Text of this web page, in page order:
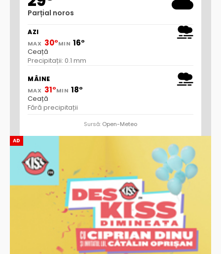
AD
Parțial noros
AZI
MAX 30°MIN 16°
Ceață
Precipitații: 0.1 mm
MÂINE
MAX 31°MIN 18°
Ceață
Fără precipitații
Sursă: Open-Meteo